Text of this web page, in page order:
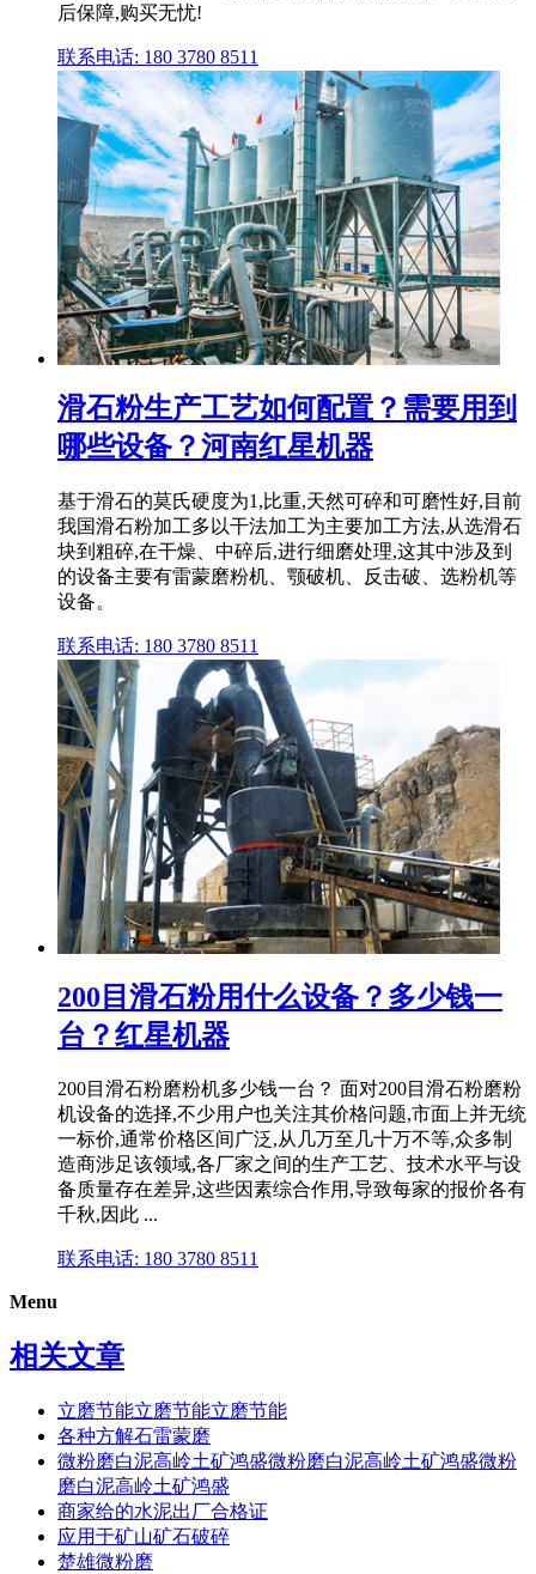
后保障,购买无忧!
联系电话: 180 3780 8511
滑石粉生产工艺如何配置？需要用到
哪些设备？河南红星机器
基于滑石的莫氏硬度为1,比重,天然可碎和可磨性好,目前
我国滑石粉加工多以干法加工为主要加工方法,从选滑石
块到粗碎,在干燥、中碎后,进行细磨处理,这其中涉及到
的设备主要有雷蒙磨粉机、颚破机、反击破、选粉机等
设备。
联系电话: 180 3780 8511
200目滑石粉用什么设备？多少钱一
台？红星机器
200目滑石粉磨粉机多少钱一台？ 面对200目滑石粉磨粉
机设备的选择,不少用户也关注其价格问题,市面上并无统
一标价,通常价格区间广泛,从几万至几十万不等,众多制
造商涉足该领域,各厂家之间的生产工艺、技术水平与设
备质量存在差异,这些因素综合作用,导致每家的报价各有
千秋,因此 ...
联系电话: 180 3780 8511
Menu
相关文章
立磨节能立磨节能立磨节能
各种方解石雷蒙磨
微粉磨白泥高岭土矿鸿盛微粉磨白泥高岭土矿鸿盛微粉
磨白泥高岭土矿鸿盛
商家给的水泥出厂合格证
应用于矿山矿石破碎
楚雄微粉磨